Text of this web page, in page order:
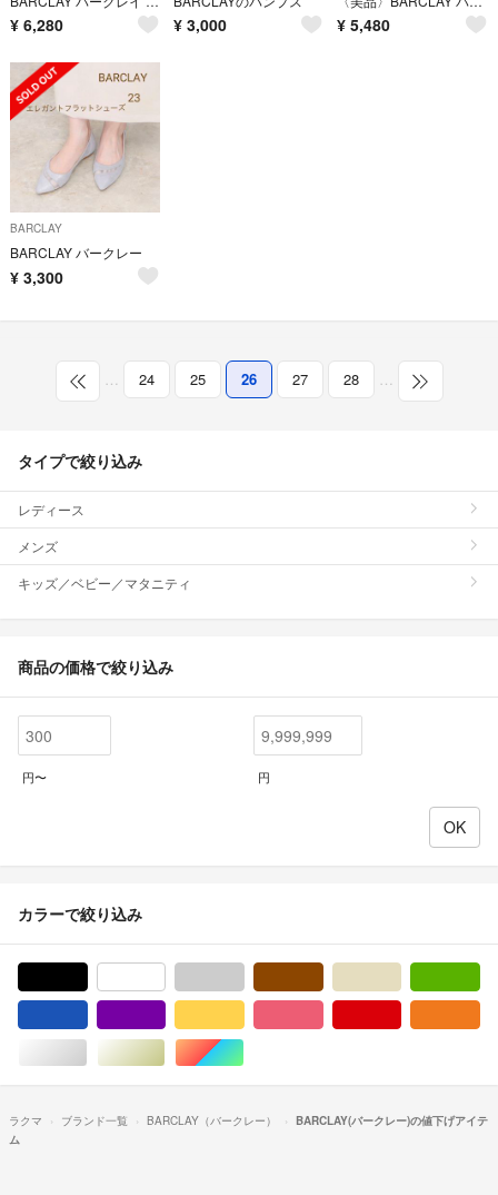
¥ 6,280 ¥ 3,000 ¥ 5,480
BARCLAY
BARCLAY バークレー
¥ 3,300
… 24 25 26 27 28 …
タイプで絞り込み
レディース
メンズ
キッズ／ベビー／マタニティ
商品の価格で絞り込み
円〜 円
カラーで絞り込み
シルバー/銀色系ゴールド/金色系マルチカラー
ラクマ ブランド一覧 BARCLAY（バークレー）
BARCLAY(バークレー)の値下げアイテ
ム